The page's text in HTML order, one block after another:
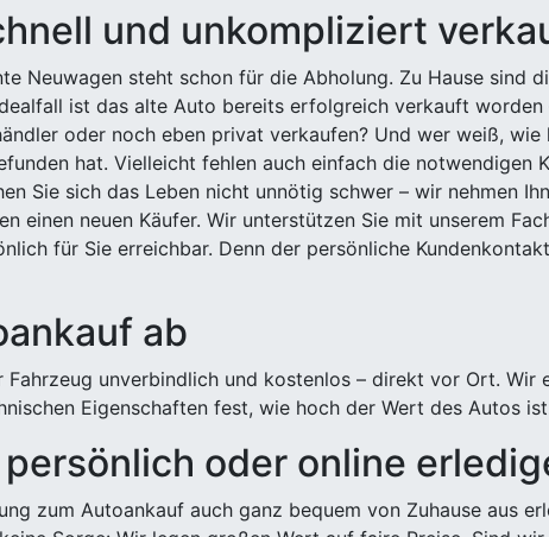
und unkompliziert
Neuwagen steht schon für die Abholung. Zu Hause sind
ist das alte Auto bereits erfolgreich verkauft worden
oder noch eben privat verkaufen? Und wer weiß,
hat. Vielleicht fehlen auch einfach die notwendigen
Sie sich das Leben nicht unnötig schwer – wir nehmen
einen neuen Käufer. Wir unterstützen Sie mit unserem
für Sie erreichbar. Denn der persönliche
ab
unverbindlich und kostenlos – direkt vor Ort. Wir
Eigenschaften fest, wie hoch der Wert des Autos
oder online
zum Autoankauf auch ganz bequem von Zuhause aus